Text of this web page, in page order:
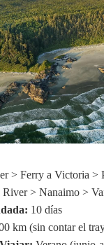
> Ferry a Victoria >
> Nanaimo >
10 días
km (sin contar el